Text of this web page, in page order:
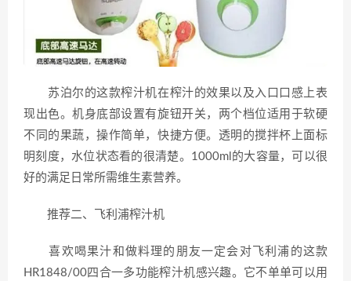
苏泊尔的这款榨汁机在榨汁的效果以及入口口感上表
现出色。机身底部设置有旋钮开关，两个档位适用于软硬
不同的果蔬，操作简单，快捷方便。透明的搅拌杯上面标
明刻度，水位状态看的很清楚。1000ml的大容量，可以很
好的满足日常所需维生素营养。
推荐二、飞利浦榨汁机
喜欢喝果汁和做料理的朋友一定会对飞利浦的这款
HR1848/00四合一多功能榨汁机感兴趣。它不单单可以用